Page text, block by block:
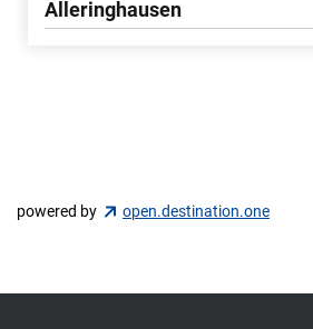
Alleringhausen
powered by open.destination.one